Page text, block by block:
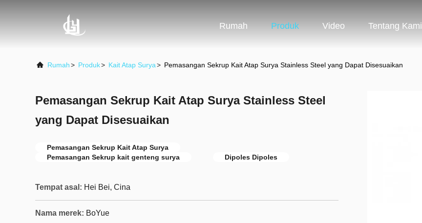
Rumah Produk Video Tentang Kami
Rumah> Produk> Kait Atap Surya> Pemasangan Sekrup Kait Atap Surya Stainless Steel yang Dapat Disesuaikan
Pemasangan Sekrup Kait Atap Surya Stainless Steel
yang Dapat Disesuaikan
Pemasangan Sekrup Kait Atap Surya
Pemasangan Sekrup kait genteng surya
Dipoles Dipoles
Tempat asal: Hei Bei, Cina
Nama merek: BoYue